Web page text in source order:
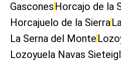
Gascones Horcajo de la
Horcajuelo de la Sierra
La Serna del Monte
Lozoyuela Navas